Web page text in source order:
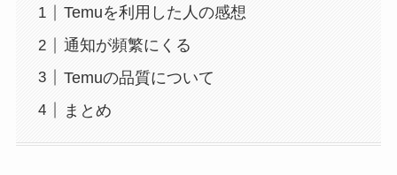
Temuを利用した人の感想
通知が頻繁にくる
Temuの品質について
まとめ